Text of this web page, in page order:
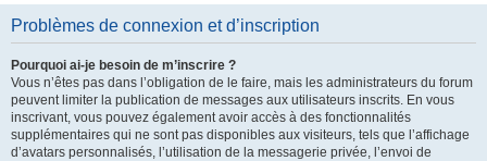
Problèmes de connexion et d’inscription
Pourquoi ai-je besoin de m’inscrire ?
Vous n’êtes pas dans l’obligation de le faire, mais les administrateurs du forum
peuvent limiter la publication de messages aux utilisateurs inscrits. En vous
inscrivant, vous pouvez également avoir accès à des fonctionnalités
supplémentaires qui ne sont pas disponibles aux visiteurs, tels que l’affichage
d’avatars personnalisés, l’utilisation de la messagerie privée, l’envoi de